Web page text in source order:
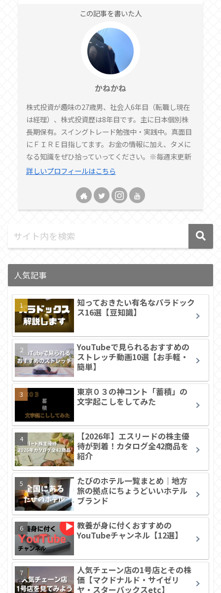
この記事を書いた人
かねかね
株式投資が趣味の27歳男、社会人6年目（転職し現在
は経理）、株式投資歴は8年目です。主に日本個別株
長期保有。スイングトレード勉強中・実践中。真面目
にＦＩＲＥ目指してます。お金の情報に加え、タメに
なる知識をぜひ拾っていってください。※毎週末更新
詳しいプロフィールはこちら
人気記事
知っておきたい有名なパラドック
ス16選【豆知識】
YouTubeで見られるおすすめの
ストレッチ動画10選【お手軽・
簡単】
東京０３の神コント「蓄積」の
文字起こしをしてみた
【2026年】エスリードの株主優
待が到着！カタログ全42商品を
紹介
たびのホテル一覧まとめ｜地方
旅の拠点にちょうどいいホテル
ブランド
教養が身に付くおすすめの
YouTubeチャンネル【12選】
人気チェーン店の1号店とその株
価【マクドナルド・サイゼリ
ヤ・スターバックスetc】